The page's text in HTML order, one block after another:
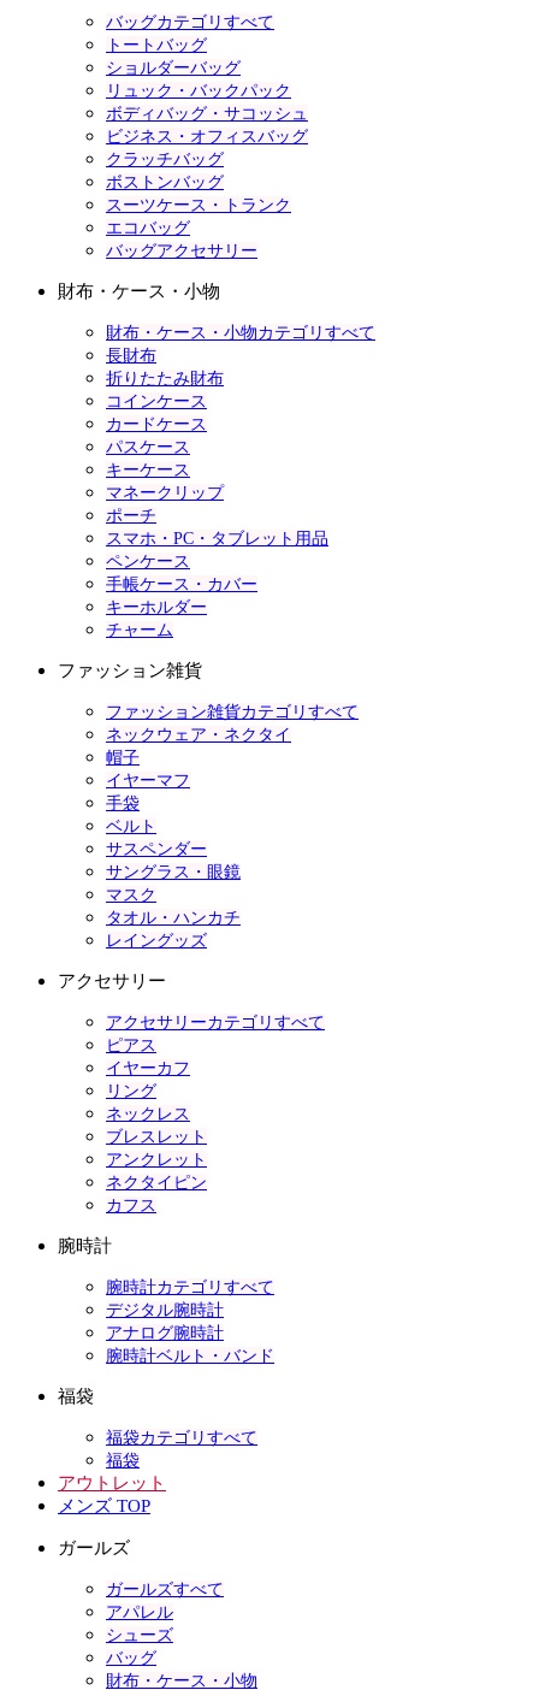
バッグカテゴリすべて
トートバッグ
ショルダーバッグ
リュック・バックパック
ボディバッグ・サコッシュ
ビジネス・オフィスバッグ
クラッチバッグ
ボストンバッグ
スーツケース・トランク
エコバッグ
バッグアクセサリー
財布・ケース・小物
財布・ケース・小物カテゴリすべて
長財布
折りたたみ財布
コインケース
カードケース
パスケース
キーケース
マネークリップ
ポーチ
スマホ・PC・タブレット用品
ペンケース
手帳ケース・カバー
キーホルダー
チャーム
ファッション雑貨
ファッション雑貨カテゴリすべて
ネックウェア・ネクタイ
帽子
イヤーマフ
手袋
ベルト
サスペンダー
サングラス・眼鏡
マスク
タオル・ハンカチ
レイングッズ
アクセサリー
アクセサリーカテゴリすべて
ピアス
イヤーカフ
リング
ネックレス
ブレスレット
アンクレット
ネクタイピン
カフス
腕時計
腕時計カテゴリすべて
デジタル腕時計
アナログ腕時計
腕時計ベルト・バンド
福袋
福袋カテゴリすべて
福袋
アウトレット
メンズ TOP
ガールズ
ガールズすべて
アパレル
シューズ
バッグ
財布・ケース・小物